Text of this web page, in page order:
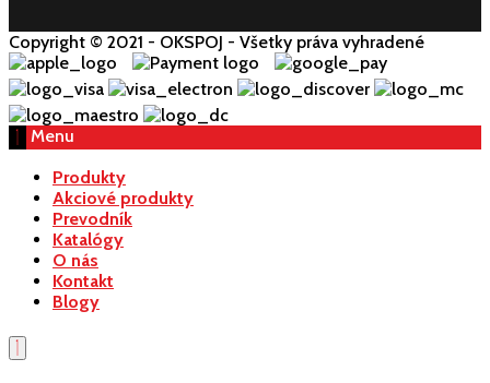
Copyright © 2021 - OKSPOJ - Všetky práva vyhradené
Menu
Produkty
Akciové produkty
Prevodník
Katalógy
O nás
Kontakt
Blogy